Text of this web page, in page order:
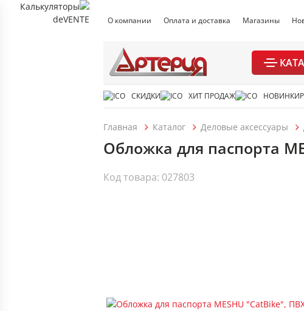
О компании Оплата и доставка Магазины
СКИДКИ ХИТ ПРОДАЖ НОВИНКИ
Главная Каталог Деловые аксессуары
Обложка для паспорта
Код товара: 027803